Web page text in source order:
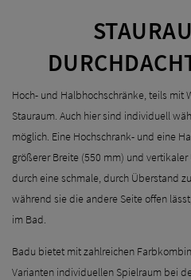
Hoch- und Halbhochschränke, teils mit
Stauraum. Auch hier sind individuell
möglich. Eine Hochschrank- und eine
größerer Breite (550 mm) und
durch eine schmale, durch Überstand
während sie die andere Seite offen
im Bad.
Badu bietet mit zahlreichen
Varianten individuellen Spielraum bei